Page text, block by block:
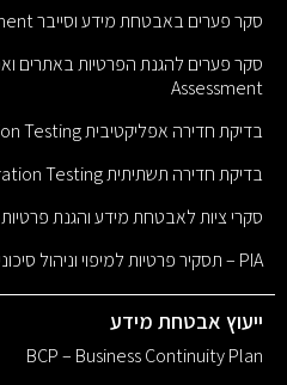
סקר פערים באבטחת מידע וסייבר Security GAP Assessment
Assessment
בדיקת חדירה אפליקטיבית Application Penetration Testing
בדיקת חדירה תשתיתית Infrastructure Penetration Testing
סקרי ציות לאבטחת מידע והגנת פרטיות Compliance Assessment
PIA – תסקיר פרטיות למיפוי וניהול סיכונים
ייעוץ אבטחת מידע
BCP – Business Continuity Plan